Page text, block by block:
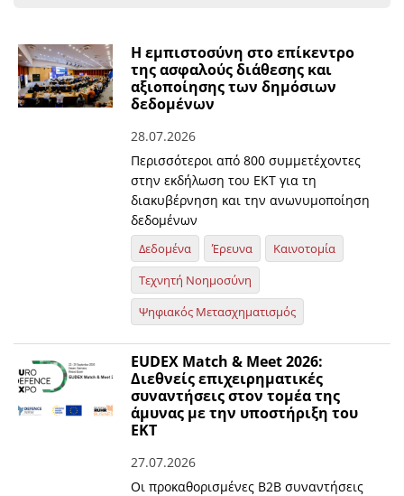
Η εμπιστοσύνη στο επίκεντρο
της ασφαλούς διάθεσης και
αξιοποίησης των δημόσιων
δεδομένων
28.07.2026
Περισσότεροι από 800 συμμετέχοντες
στην εκδήλωση του ΕΚΤ για τη
διακυβέρνηση και την ανωνυμοποίηση
δεδομένων
Δεδομένα Έρευνα
Καινοτομία
Τεχνητή Νοημοσύνη
Ψηφιακός Μετασχηματισμός
EUDEX Match & Meet 2026:
Διεθνείς επιχειρηματικές
συναντήσεις στον τομέα της
άμυνας με την υποστήριξη του
ΕΚΤ
27.07.2026
Οι προκαθορισμένες B2B συναντήσεις